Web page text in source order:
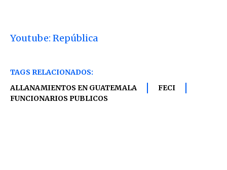
Youtube: República
TAGS RELACIONADOS:
ALLANAMIENTOS EN GUATEMALA
FECI
FUNCIONARIOS PUBLICOS